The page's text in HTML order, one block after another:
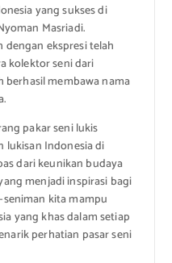
yang sukses di
Masriadi.
ekspresi telah
kolektor seni dari
berhasil membawa nama
pakar seni lukis
lukisan Indonesia di
dari keunikan budaya
menjadi inspirasi bagi
seniman kita mampu
yang khas dalam setiap
perhatian pasar seni